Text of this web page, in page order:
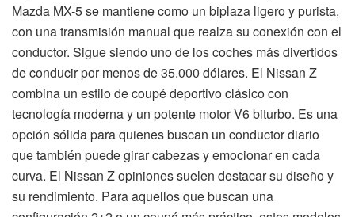
Mazda MX-5 se mantiene como un biplaza ligero y purista,
con una transmisión manual que realza su conexión con el
conductor. Sigue siendo uno de los coches más divertidos
de conducir por menos de 35.000 dólares. El Nissan Z
combina un estilo de coupé deportivo clásico con
tecnología moderna y un potente motor V6 biturbo. Es una
opción sólida para quienes buscan un conductor diario
que también puede girar cabezas y emocionar en cada
curva. El Nissan Z opiniones suelen destacar su diseño y
su rendimiento. Para aquellos que buscan una